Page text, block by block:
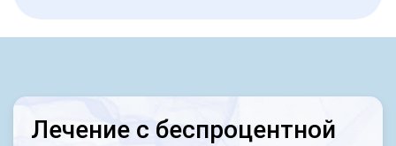
Лечение с беспроцентной